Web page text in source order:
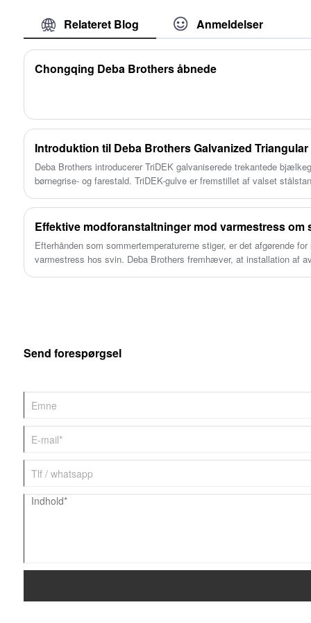
børnehavekasse og efterbehandlingskasse. Vi
kan producere base på kundens behov
omkring størrelse og tykkelse. Denne feeder
bliver mere og mere populær i dag. Det kan
Relateret Blog Anmeldelser
Chongqing Deba Brothers åbnede
Introduktion til Deba Brothers Galvanized
Deba Brothers introducerer TriDEK galvaniserede trekantede
børnegrise- og farestald. TriDEK-gulve er fremstillet af valset
Brothers revolutionerer de modstandssvejsede metalgulvløsninger
Effektive modforanstaltninger mod varmestress om
Efterhånden som sommertemperaturerne stiger, er det afgørende
varmestress hos svin. Deba Brothers fremhæver, at installation af
Send forespørgsel